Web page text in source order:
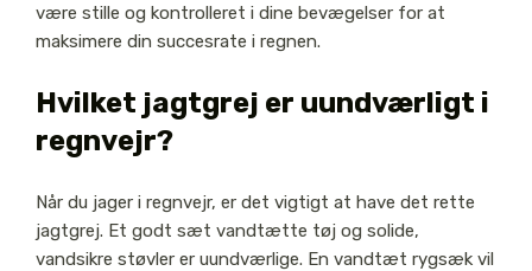
være stille og kontrolleret i dine bevægelser for at
maksimere din succesrate i regnen.
Hvilket jagtgrej er uundværligt i
regnvejr?
Når du jager i regnvejr, er det vigtigt at have det rette
jagtgrej. Et godt sæt vandtætte tøj og solide,
vandsikre støvler er uundværlige. En vandtæt rygsæk vil